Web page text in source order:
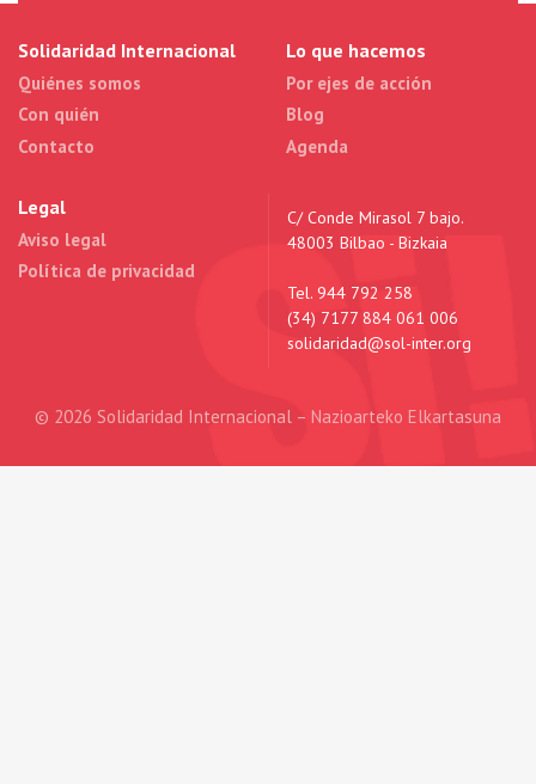
Solidaridad Internacional
Quiénes somos
Con quién
Contacto
Lo que hacemos
Por ejes de acción
Blog
Agenda
Legal
Aviso legal
Política de privacidad
C/ Conde Mirasol 7 bajo.
48003 Bilbao - Bizkaia
Tel. 944 792 258
(34) 7177 884 061 006
solidaridad@sol-inter.org
© 2026 Solidaridad Internacional – Nazioarteko Elkartasuna